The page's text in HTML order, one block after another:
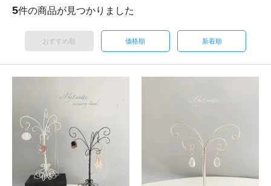
5件の商品が見つかりました
おすすめ順 価格順 新着順